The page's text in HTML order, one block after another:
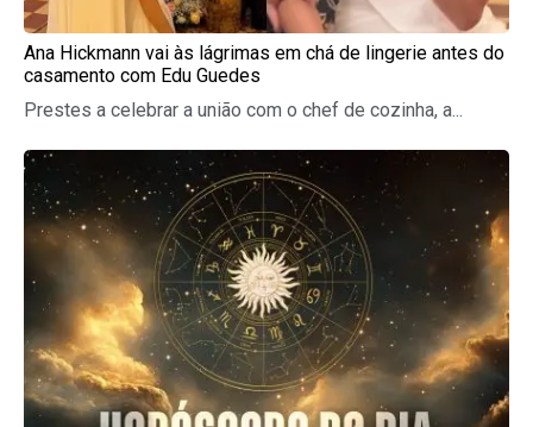
Ana Hickmann vai às lágrimas em chá de lingerie antes do
casamento com Edu Guedes
Prestes a celebrar a união com o chef de cozinha, a...